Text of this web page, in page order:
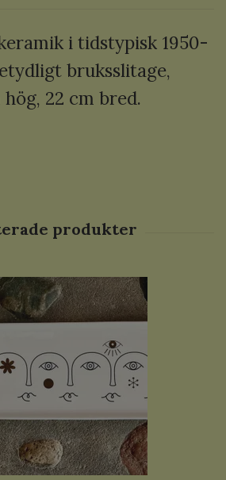
i tidstypisk 1950-
bruksslitage,
22 cm bred.